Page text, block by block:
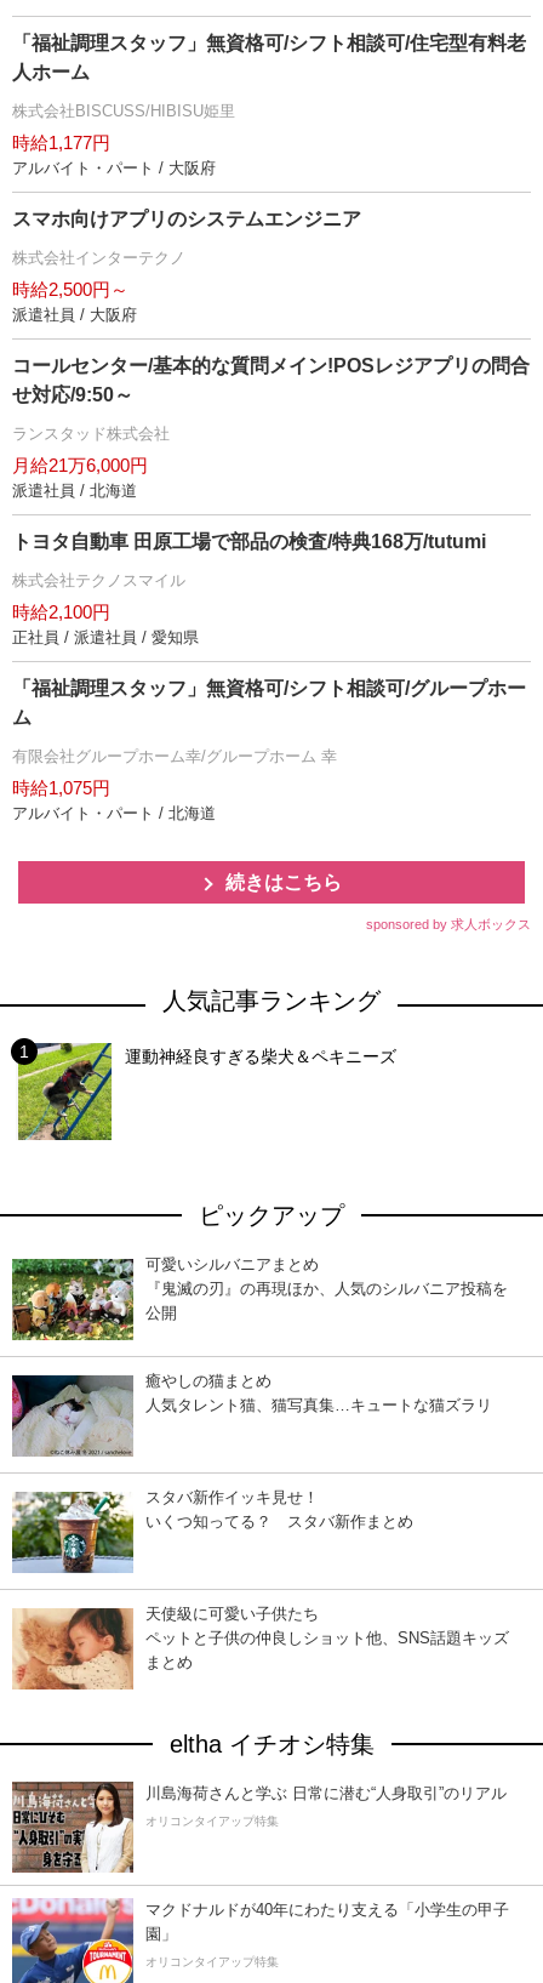
「福祉調理スタッフ」無資格可/シフト相談可/住宅型有料老
人ホーム
株式会社BISCUSS/HIBISU姫里
時給1,177円
アルバイト・パート / 大阪府
スマホ向けアプリのシステムエンジニア
株式会社インターテクノ
時給2,500円～
派遣社員 / 大阪府
コールセンター/基本的な質問メイン!POSレジアプリの問合
せ対応/9:50～
ランスタッド株式会社
月給21万6,000円
派遣社員 / 北海道
トヨタ自動車 田原工場で部品の検査/特典168万/tutumi
株式会社テクノスマイル
時給2,100円
正社員 / 派遣社員 / 愛知県
「福祉調理スタッフ」無資格可/シフト相談可/グループホー
ム
有限会社グループホーム幸/グループホーム 幸
時給1,075円
アルバイト・パート / 北海道
続きはこちら
sponsored by 求人ボックス
人気記事ランキング
運動神経良すぎる柴犬＆ペキニーズ
ピックアップ
可愛いシルバニアまとめ
『鬼滅の刃』の再現ほか、人気のシルバニア投稿を
公開
癒やしの猫まとめ
人気タレント猫、猫写真集…キュートな猫ズラリ
スタバ新作イッキ見せ！
いくつ知ってる？ スタバ新作まとめ
天使級に可愛い子供たち
ペットと子供の仲良しショット他、SNS話題キッズ
まとめ
eltha イチオシ特集
川島海荷さんと学ぶ 日常に潜む“人身取引”のリアル
オリコンタイアップ特集
マクドナルドが40年にわたり支える「小学生の甲子
園」
オリコンタイアップ特集